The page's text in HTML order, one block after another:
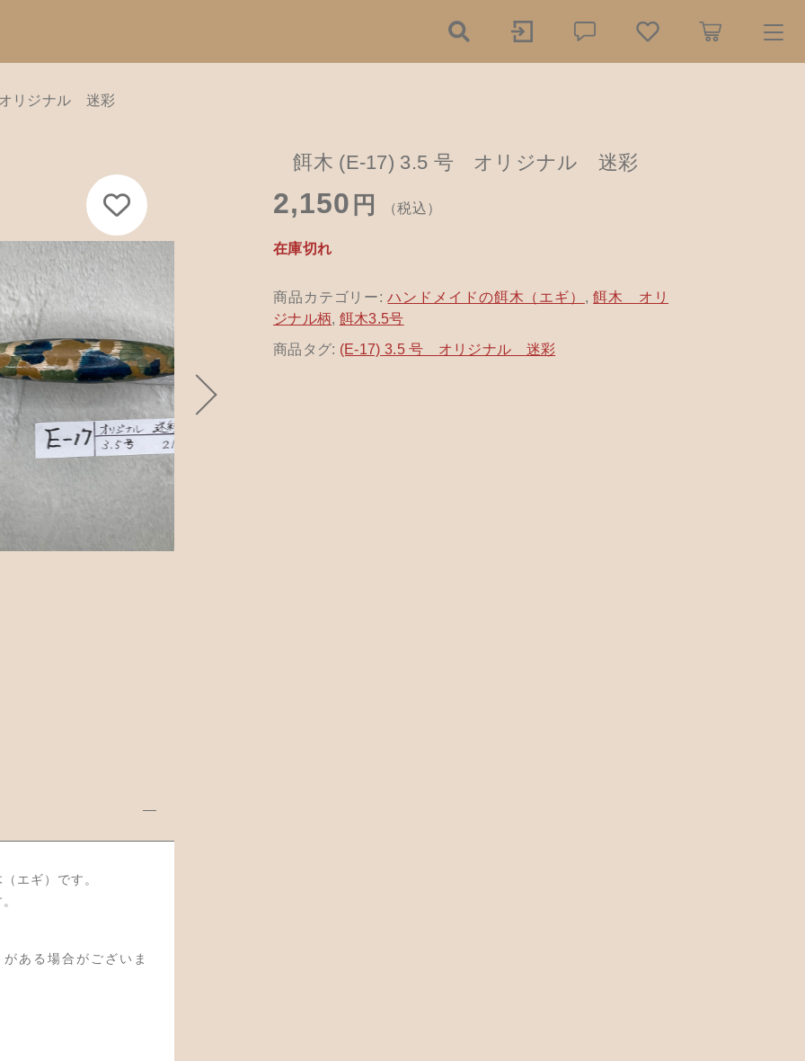
リジナル 迷彩
エギ）です。
ある場合がございま
餌木 (E-17) 3.5 号 オリジナル 迷彩
2,150 円 （税込）
在庫切れ
商品カテゴリー:ハンドメイドの餌木（エギ） ,餌木 オリ
ジナル柄, 餌木3.5号
商品タグ: (E-17) 3.5 号 オリジナル 迷彩
17) 3.5 号 オリジナル 迷彩
ングを続ける
カテゴリーから探す
木工アクセサリー 木工小物
子カテゴリ
在庫あり セール